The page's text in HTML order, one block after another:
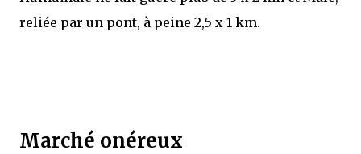
reliée par un pont, à peine 2,5 x 1 km.
Marché onéreux